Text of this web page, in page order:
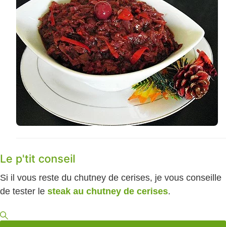
Le p'tit conseil
Si il vous reste du chutney de cerises, je vous conseille
de tester le steak au chutney de cerises.